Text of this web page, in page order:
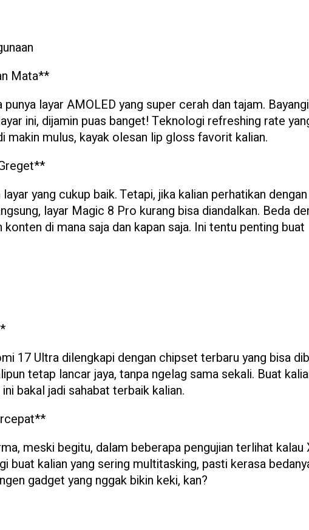
Mata**
layar AMOLED yang super cerah dan tajam.
ini, dijamin puas banget! Teknologi refreshing rate
mulus, kayak olesan lip gloss favorit kalian.
yang cukup baik. Tetapi, jika kalian perhatikan
layar Magic 8 Pro kurang bisa diandalkan. Beda
di mana saja dan kapan saja. Ini tentu penting buat
17 Ultra dilengkapi dengan chipset terbaru yang bisa
tetap lancar jaya, tanpa ngelag sama sekali. Buat
bakal jadi sahabat terbaik kalian.
meski begitu, dalam beberapa pengujian terlihat kalau
buat kalian yang sering multitasking, pasti kerasa
gadget yang nggak bikin keki, kan?